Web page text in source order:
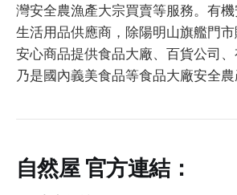
灣安全農漁產大宗買賣等服務。有
生活用品供應商，除陽明山旗艦門
安心商品提供食品大廠、百貨公司、
乃是國內義美食品等食品大廠安全農
自然屋 官方連結：